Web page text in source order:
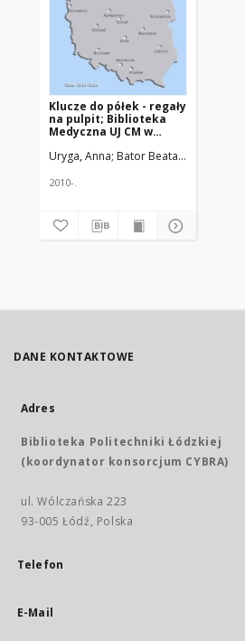
Klucze do półek - regały
na pulpit; Biblioteka
Medyczna UJ CM w
Uryga, Anna; Bator Beata; Zdeb,
2010-.
DANE KONTAKTOWE
Adres
Biblioteka Politechniki Łódzkiej
(koordynator konsorcjum CYBRA)
ul. Wólczańska 223
93-005 Łódź, Polska
Telefon
E-Mail